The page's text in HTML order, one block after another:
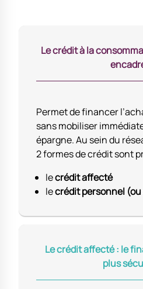
Le crédit à la
Permet de financer
sans mobiliser
épargne. Au sein du
2 formes de crédit sont
lecrédit affecté
lecrédit personnel
Le crédit affecté : le
plus